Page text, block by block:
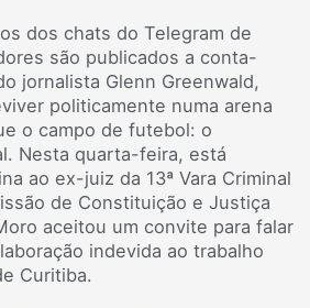
dos chats do Telegram de
são publicados a conta-
jornalista Glenn Greenwald,
politicamente numa arena
o campo de futebol: o
Nesta quarta-feira, está
ao ex-juiz da 13ª Vara Criminal
de Constituição e Justiça
aceitou um convite para falar
indevida ao trabalho
Curitiba.